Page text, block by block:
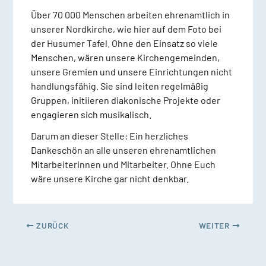
Über 70 000 Menschen arbeiten ehrenamtlich in
unserer Nordkirche, wie hier auf dem Foto bei
der Husumer Tafel. Ohne den Einsatz so viele
Menschen, wären unsere Kirchengemeinden,
unsere Gremien und unsere Einrichtungen nicht
handlungsfähig. Sie sind leiten regelmäßig
Gruppen, initiieren diakonische Projekte oder
engagieren sich musikalisch.
Darum an dieser Stelle: Ein herzliches
Dankeschön an alle unseren ehrenamtlichen
Mitarbeiterinnen und Mitarbeiter. Ohne Euch
wäre unsere Kirche gar nicht denkbar.
ZURÜCK WEITER